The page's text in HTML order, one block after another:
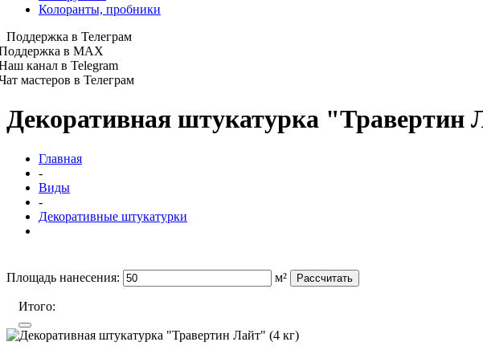
Колоранты, пробники
Поддержка в Телеграм
в MAX
канал в Telegram
мастеров в Телеграм
Декоративная штукатурка "Травертин
Главная
-
Виды
-
Декоративные штукатурки
Площадь нанесения:
м² Рассчитать
Итого: